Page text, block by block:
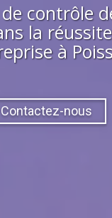
contrôle
la
à
Contactez-nous